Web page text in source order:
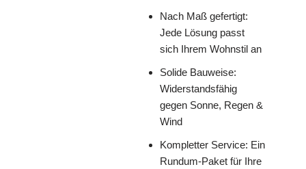
Nach Maß gefertigt:
Jede Lösung passt
sich Ihrem Wohnstil an
Solide Bauweise:
Widerstandsfähig
gegen Sonne, Regen &
Wind
Kompletter Service: Ein
Rundum-Paket für Ihre